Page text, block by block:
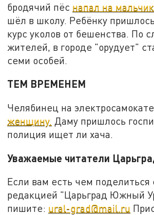
бродячий пёс напал на
шёл в школу. Ребёнку
курс уколов от бешенства. По
жителей, в городе "орудует"
семи особей.
ТЕМ ВРЕМЕНЕМ
Челябинец на электросамокате
женщину. Даму пришлось
полиция ищет ли хача.
Уважаемые читатели
Если вам есть чем поделиться
редакцией "Царьград Южный
пишите: ural-grad@mail.ru